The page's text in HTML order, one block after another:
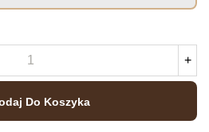
+
Do Koszyka